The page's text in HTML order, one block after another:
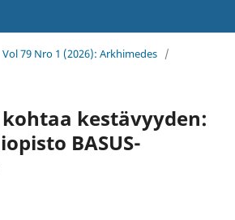
Vol 79 Nro 1 (2026): Arkhimedes /
kestävyyden:
BASUS-